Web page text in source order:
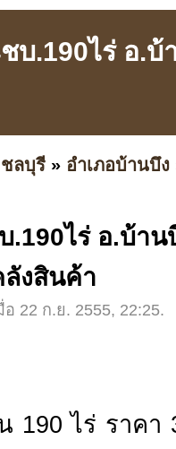
.190ไร่ อ.บ้
ชลบุรี » อำเภอบ้านบึง
ไร่ อ.บ้าน
ลังสินค้า
22 ก.ย. 2555, 22:25.
190 ไร่ ราคา